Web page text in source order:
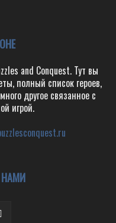
and Conquest. Тут вы
полный список героев,
другое связанное с
игрой.
НАМИ